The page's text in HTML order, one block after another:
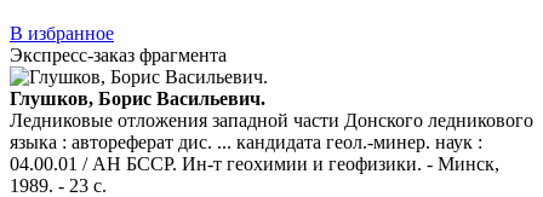
В избранное
Экспресс-заказ фрагмента
Глушков, Борис Васильевич.
Ледниковые отложения западной части Донского ледникового
языка : автореферат дис. ... кандидата геол.-минер. наук :
04.00.01 / АН БССР. Ин-т геохимии и геофизики. - Минск,
1989. - 23 с.